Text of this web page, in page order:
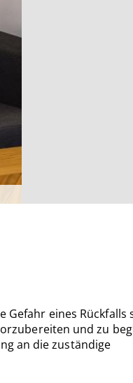
eines Rückfalls
und zu
an die zuständige